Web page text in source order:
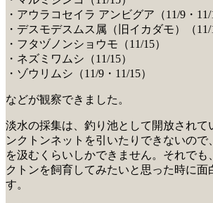
・アウラコセイラ アンビグア（11/9・11/
・デスモデスムス属（旧イカダモ）（11/
・フタヅノンショウモ（11/15）
・ネズミワムシ（11/15）
・ゾウリムシ（11/9・11/15）
などが観察できました。
淡水の採集は、釣り池として開放されて
ンクトンネットを引いたりできないので
を汲むくらいしかできません。それでも
クトンを飼育してみたいと思った時に面
す。